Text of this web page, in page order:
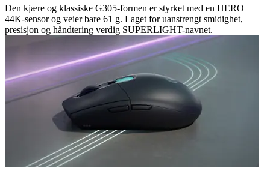
Den kjære og klassiske G305-formen er styrket med en HERO
44K-sensor og veier bare 61 g. Laget for uanstrengt smidighet,
presisjon og håndtering verdig SUPERLIGHT-navnet.